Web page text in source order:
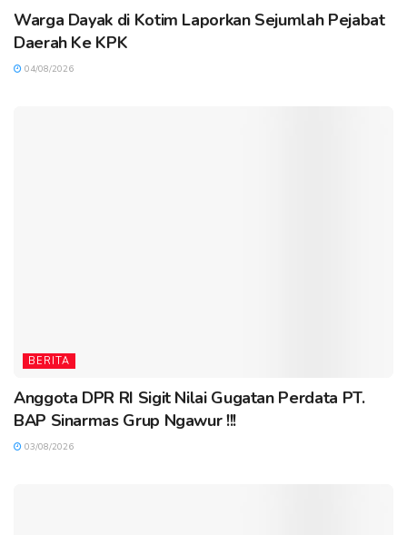
Warga Dayak di Kotim Laporkan Sejumlah Pejabat
Daerah Ke KPK
04/08/2026
BERITA
Anggota DPR RI Sigit Nilai Gugatan Perdata PT.
BAP Sinarmas Grup Ngawur !!!
03/08/2026